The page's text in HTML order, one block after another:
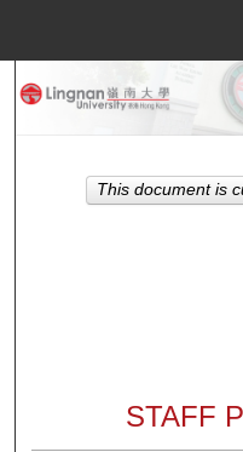
STAFF
This document is